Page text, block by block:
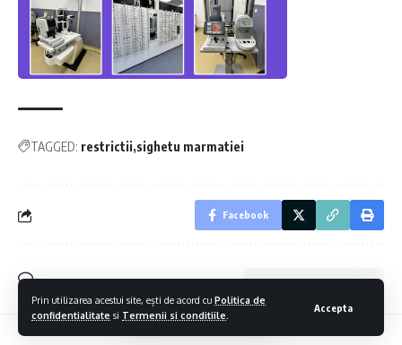
Prin utilizarea acestui site, ești de acord cu Politica de
confidentialitate si Termenii si conditiile
Accepta
TAGGED: restrictii sighetu marmatiei
Facebook